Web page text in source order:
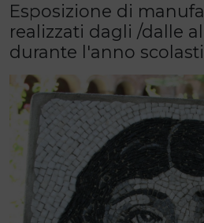
Esposizione di
realizzati dagli /dalle
durante l'anno